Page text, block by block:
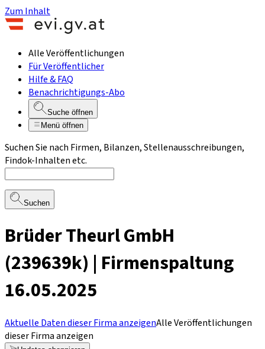
Zum Inhalt
Alle Veröffentlichungen
Für Veröffentlicher
Hilfe & FAQ
Benachrichtigungs-Abo
Suche öffnen
Menü öffnen
Suchen Sie nach Firmen, Bilanzen, Stellenausschreibungen,
Findok-Inhalten etc.
Suchen
Brüder Theurl GmbH
(239639k) | Firmenspaltung
16.05.2025
Aktuelle Daten dieser Firma anzeigenAlle Veröffentlichungen
dieser Firma anzeigen